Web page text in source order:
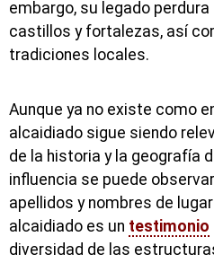
embargo, su legado
castillos y fortalezas, así
tradiciones locales.
Aunque ya no existe como
alcaidiado sigue siendo
de la historia y la geografía
influencia se puede
apellidos y nombres de
alcaidiado es un testimonio
diversidad de las